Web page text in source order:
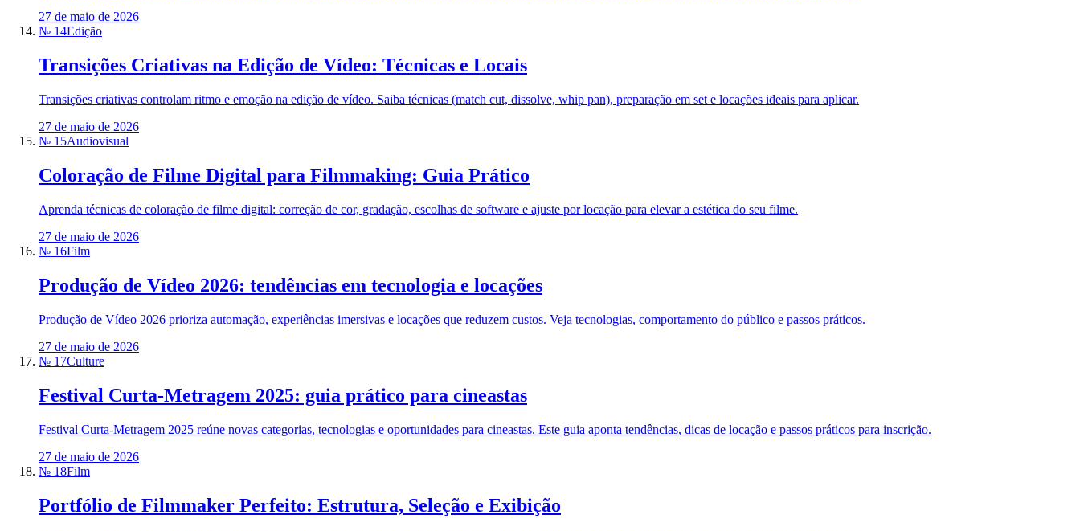
27 de maio de 2026
№ 14Edição
Transições Criativas na Edição de Vídeo: Técnicas e Locais
Transições criativas controlam ritmo e emoção na edição de vídeo. Saiba técnicas (match cut, dissolve, whip pan), preparação em set e locações ideais para aplicar.
27 de maio de 2026
№ 15Audiovisual
Coloração de Filme Digital para Filmmaking: Guia Prático
Aprenda técnicas de coloração de filme digital: correção de cor, gradação, escolhas de software e ajuste por locação para elevar a estética do seu filme.
27 de maio de 2026
№ 16Film
Produção de Vídeo 2026: tendências em tecnologia e locações
Produção de Vídeo 2026 prioriza automação, experiências imersivas e locações que reduzem custos. Veja tecnologias, comportamento do público e passos práticos.
27 de maio de 2026
№ 17Culture
Festival Curta-Metragem 2025: guia prático para cineastas
Festival Curta-Metragem 2025 reúne novas categorias, tecnologias e oportunidades para cineastas. Este guia aponta tendências, dicas de locação e passos práticos para inscrição.
27 de maio de 2026
№ 18Film
Portfólio de Filmmaker Perfeito: Estrutura, Seleção e Exibição